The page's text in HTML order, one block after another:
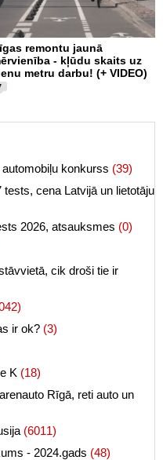
remontu jaunā
- kļūdu skaits uz
metru darbu! (+ VIDEO)
konkurss (39)
cena Latvijā un lietotāju
2026, atsauksmes (0)
cik droši tie ir
ir ok? (3)
K (18)
Rīgā, reti auto un
(6011)
- 2024.gads (48)